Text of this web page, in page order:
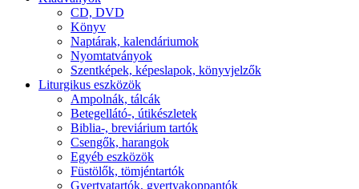
CD, DVD
Könyv
Naptárak, kalendáriumok
Nyomtatványok
Szentképek, képeslapok, könyvjelzők
Liturgikus eszközök
Ampolnák, tálcák
Betegellátó-, útikészletek
Biblia-, breviárium tartók
Csengők, harangok
Egyéb eszközök
Füstölők, tömjéntartók
Gyertyatartók, gyertyakoppantók